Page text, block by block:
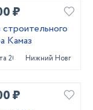
₽
Камаз
2025 Нижний Новгород
₽